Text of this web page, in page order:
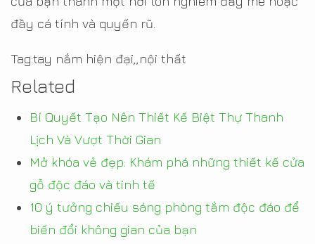
đầy cá tính và quyến rũ.
Tag:tay nắm hiện đại,,nội thất
Related
Bí Quyết Tạo Nên Thiết Kế Biệt Thự Thanh
Lịch Và Vượt Thời Gian
Mở khóa vẻ đẹp: Khám phá những thiết kế cửa
gỗ độc đáo và tinh tế
10 ý tưởng chiếu sáng phòng tắm độc đáo để
biến đổi không gian của bạn